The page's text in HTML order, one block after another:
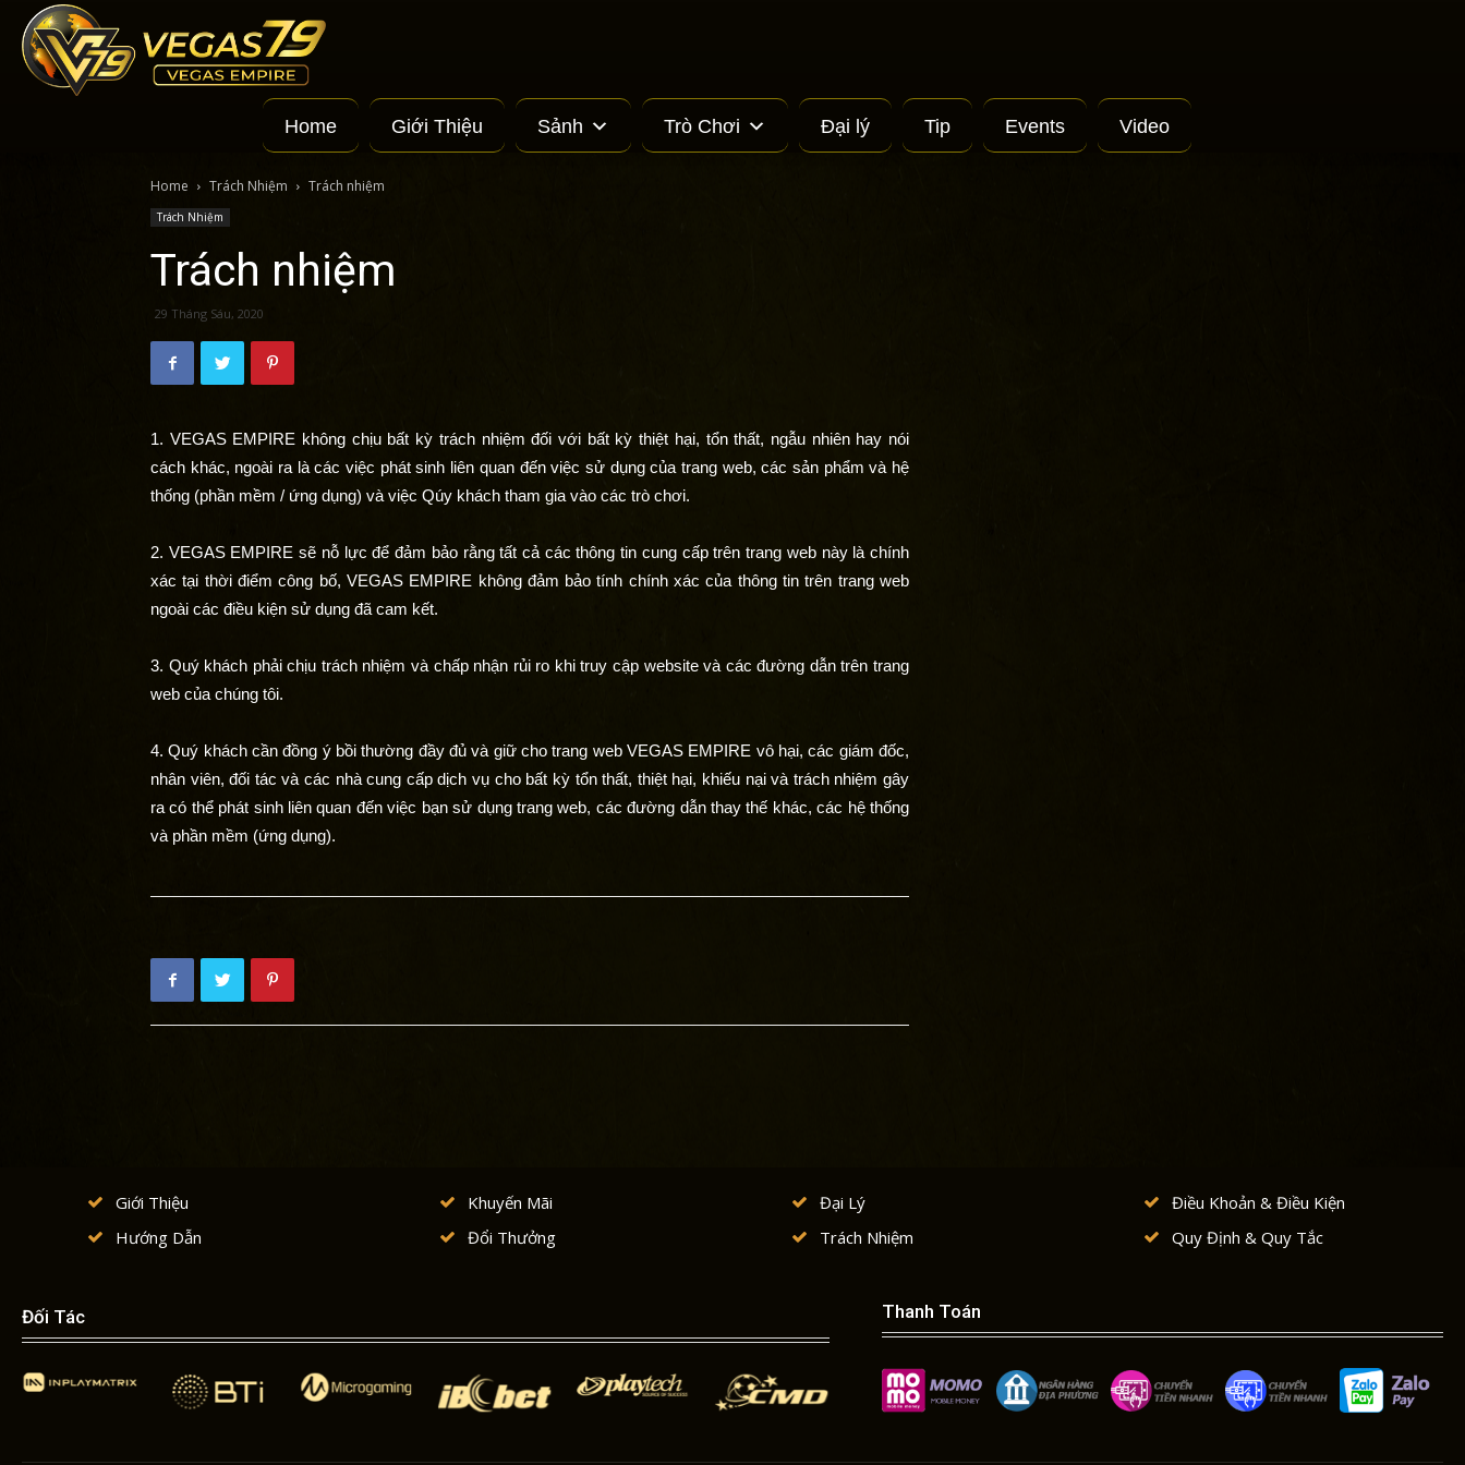
Empire
Cái
Á
Home Giới Thiệu Sảnh Trò Chơi Đại lý Tip Events Video
Home Trách Nhiệm Trách nhiệm
Trách Nhiệm
Trách nhiệm
29 Tháng Sáu, 2020
1. VEGAS EMPIRE không chịu bất kỳ trách nhiệm đối với bất kỳ thiệt hại, tổn thất, ngẫu nhiên hay nói
cách khác, ngoài ra là các việc phát sinh liên quan đến việc sử dụng của trang web, các sản phẩm và hệ
thống (phần mềm / ứng dụng) và việc Qúy khách tham gia vào các trò chơi.
2. VEGAS EMPIRE sẽ nỗ lực để đảm bảo rằng tất cả các thông tin cung cấp trên trang web này là chính
xác tại thời điểm công bố, VEGAS EMPIRE không đảm bảo tính chính xác của thông tin trên trang web
ngoài các điều kiện sử dụng đã cam kết.
3. Quý khách phải chịu trách nhiệm và chấp nhận rủi ro khi truy cập website và các đường dẫn trên trang
web của chúng tôi.
4. Quý khách cần đồng ý bồi thường đầy đủ và giữ cho trang web VEGAS EMPIRE vô hại, các giám đốc,
nhân viên, đối tác và các nhà cung cấp dịch vụ cho bất kỳ tổn thất, thiệt hại, khiếu nại và trách nhiệm gây
ra có thể phát sinh liên quan đến việc bạn sử dụng trang web, các đường dẫn thay thế khác, các hệ thống
và phần mềm (ứng dụng).
Giới Thiệu
Hướng Dẫn
Khuyến Mãi
Đổi Thưởng
Đại Lý
Trách Nhiệm
Điều Khoản & Điều Kiện
Quy Định & Quy Tắc
Đối Tác Thanh Toán